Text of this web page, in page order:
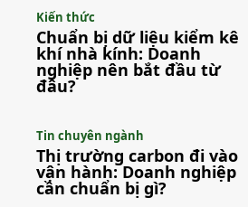
Kiến thức
Chuẩn bị dữ liệu kiểm kê
khí nhà kính: Doanh
nghiệp nên bắt đầu từ
đâu?
Tin chuyên ngành
Thị trường carbon đi vào
vận hành: Doanh nghiệp
cần chuẩn bị gì?